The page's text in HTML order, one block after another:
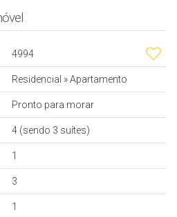
e com Som
Teto da Sala de Estar e
os Móveis Sob Medida
4994
Residencial »Apartamento
Pronto para morar
4 (sendo 3 suítes)
1
3
1